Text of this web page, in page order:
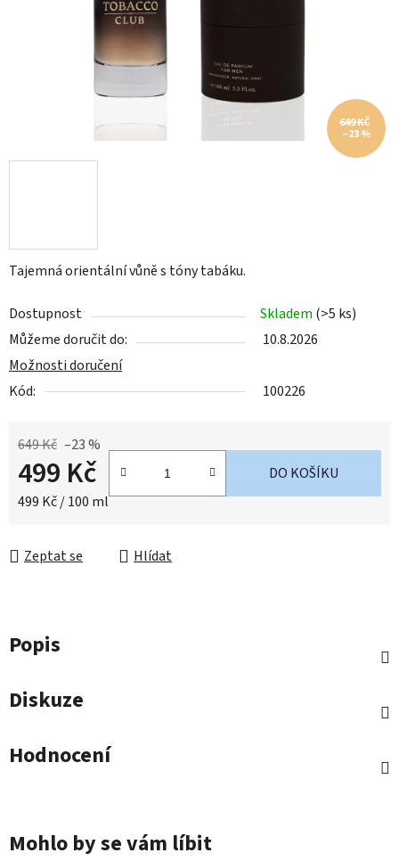
Tajemná orientální vůně s tóny tabáku.
Dostupnost Skladem (>5 ks)
Můžeme doručit do:
10.8.2026
Možnosti doručení
Kód:
100226
649 Kč –23 %
499 Kč
Měrná cena:
499 Kč / 100 ml
DO KOŠÍKU
Zeptat se Hlídat
649 KČ
–23 %
Popis
Diskuze
Hodnocení
Mohlo by se vám líbit